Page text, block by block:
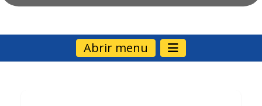
Abrir menu